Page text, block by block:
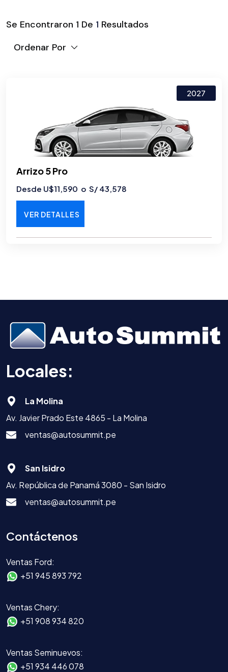
Se Encontraron 1 De 1 Resultados
Ordenar Por
2027
Arrizo 5 Pro
Desde U$11,590 o S/ 43,578
VER DETALLES
Locales:
La Molina
Av. Javier Prado Este 4865 - La Molina
ventas@autosummit.pe
San Isidro
Av. República de Panamá 3080 - San Isidro
ventas@autosummit.pe
Contáctenos
Ventas Ford:
+51 945 893 792
Ventas Chery:
+51 908 934 820
Ventas Seminuevos:
+51 934 446 078